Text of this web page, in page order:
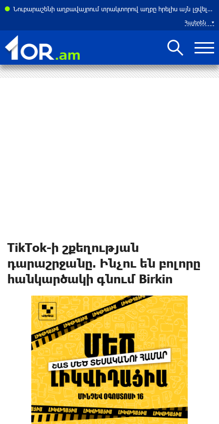
Նուբարաշենի աղբավայրում տրակտորով աղբը հրելիս այն լցվել է 29-ամյա աշխատակցի վրա. վերջինս մահացել է
Հայերեն
TikTok-ի շքեղության
դարաշրջանը. Ինչու են բոլորը
հանկարծակի գնում Birkin